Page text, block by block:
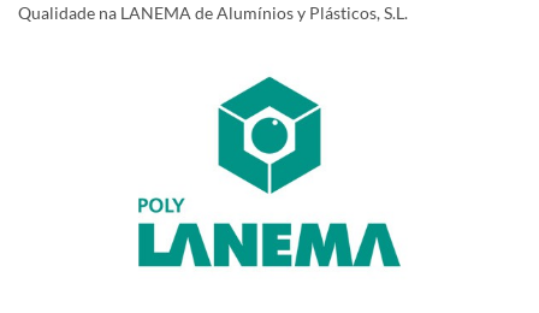
Qualidade na LANEMA de Alumínios y Plásticos, S.L.